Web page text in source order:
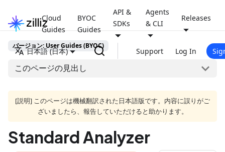
Cloud
Guides
BYOC
Guides
API &
SDKs
Agents
& CLI
Releases
日本語 (日本) Support Log In
バージョン: User Guides (BYOC)
このページの見出し
[説明] このページは機械翻訳された日本語版です。内容に誤りがご
ざいましたら、報告していただけると助かります。
Standard Analyzer